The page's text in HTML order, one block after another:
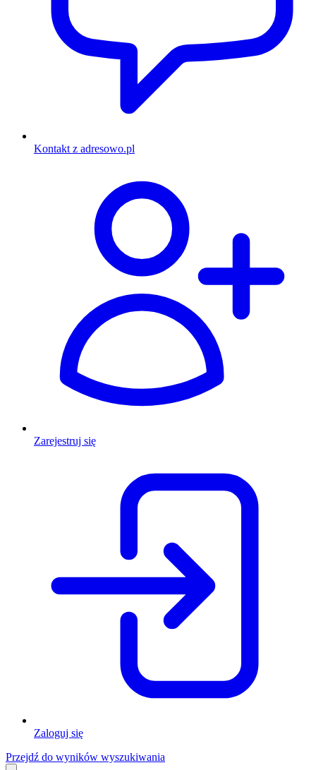
Kontakt z adresowo.pl
Zarejestruj się
Zaloguj się
Przejdź do wyników wyszukiwania